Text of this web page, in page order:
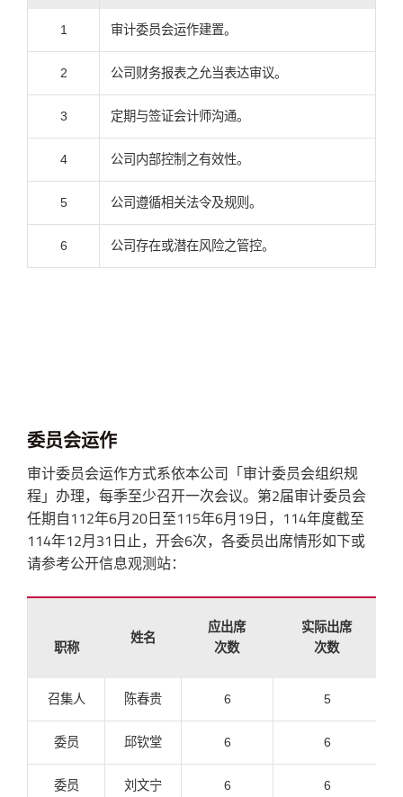
1 审计委员会运作建置。
2 公司财务报表之允当表达审议。
3 定期与签证会计师沟通。
4 公司内部控制之有效性。
5 公司遵循相关法令及规则。
6 公司存在或潜在风险之管控。
委员会运作
审计委员会运作方式系依本公司「审计委员会组织规
程」办理，每季至少召开一次会议。 第2届审计委员会
任期自112年6月20日至115年6月19日，114年度截至
114年12月31日止，开会6次，各委员出席情形如下或
请参考公开信息观测站：
职称
姓名
应出席
次数
实际出席
次数
召集人 陈春贵 6 5
委员 邱钦堂 6 6
委员 刘文宁 6 6